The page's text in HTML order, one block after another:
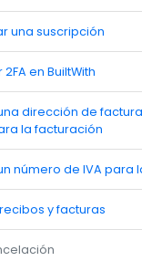
una suscripción
en BuiltWith
dirección de
la facturación
número de IVA para
y facturas